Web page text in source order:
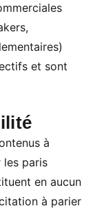
et sont
à
paris
en aucun
à parier